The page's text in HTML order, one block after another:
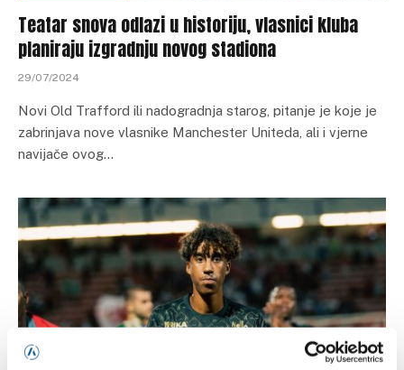
Teatar snova odlazi u historiju, vlasnici kluba
planiraju izgradnju novog stadiona
29/07/2024
Novi Old Trafford ili nadogradnja starog, pitanje je koje je
zabrinjava nove vlasnike Manchester Uniteda, ali i vjerne
navijače ovog…